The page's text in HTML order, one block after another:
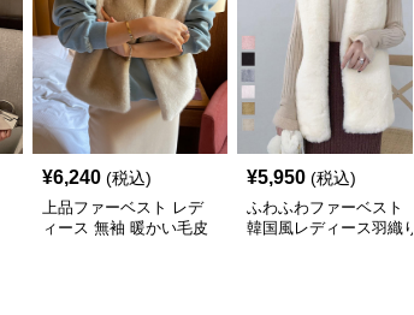
¥6,240 (税込)
上品ファーベスト レデ
ィース 無袖 暖かい毛皮
¥5,950 (税込)
ふわふわファーベスト
韓国風レディース羽織り